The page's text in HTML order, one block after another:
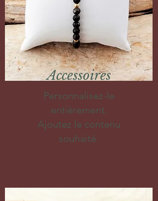
Accessoires
Personnalisez-le
entièrement.
Ajoutez le contenu
souhaité.